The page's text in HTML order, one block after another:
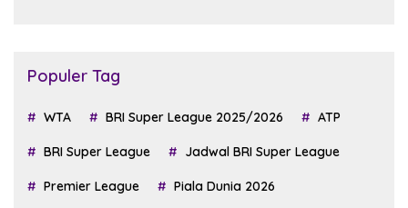
Populer Tag
WTA BRI Super League 2025/2026 ATP
BRI Super League Jadwal BRI Super League
Premier League Piala Dunia 2026